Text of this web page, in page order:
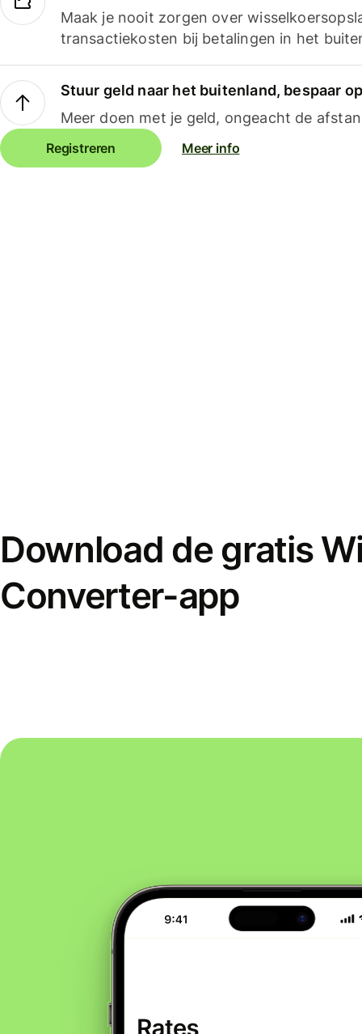
Maak je nooit zorgen over
transactiekosten bij betalingen in het
Stuur geld naar het buitenland, bespaar
Meer doen met je geld, ongeacht de
Registreren Meer info
Download de gratis
Converter-app